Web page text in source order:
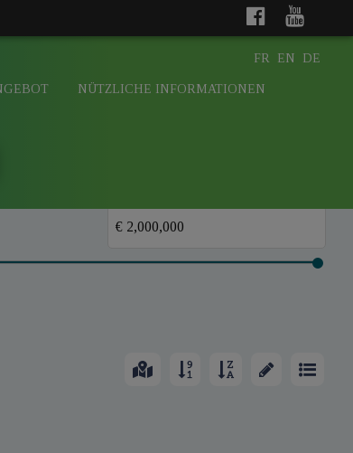
NÜTZLICHE INFORMATIONEN
FR EN DE